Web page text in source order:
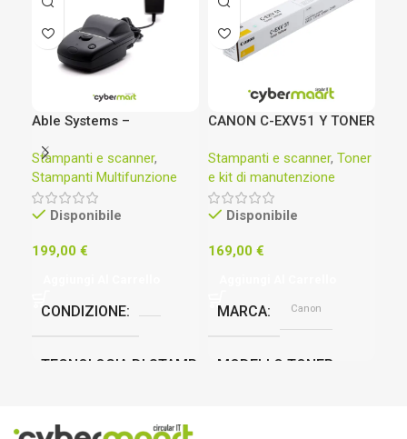
Able Systems –
Printer
Stampanti e scanner,
Stampanti Multifunzione
Disponibile
199,00 €
CONDIZIONE
TECNOLOGIA DI STAMPA
CANON C-EXV51 Y TONER
imageRUNNER ADVANCE
Stampanti e scanner, Toner
e kit di manutenzione
Disponibile
169,00 €
MARCA Canon
MODELLO TONER